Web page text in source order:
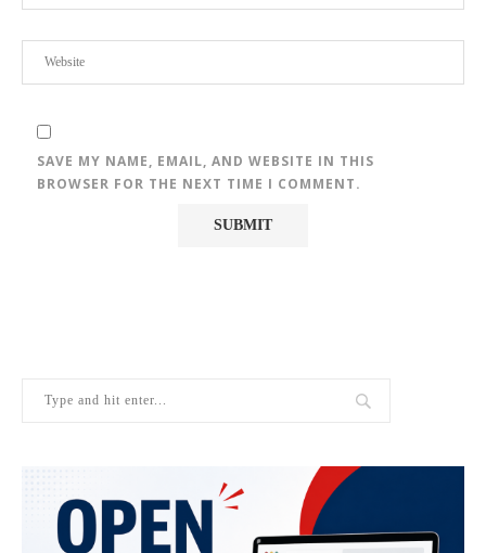
SAVE MY NAME, EMAIL, AND WEBSITE IN THIS
BROWSER FOR THE NEXT TIME I COMMENT.